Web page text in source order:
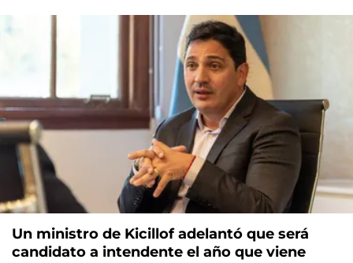
Un ministro de Kicillof adelantó que será
candidato a intendente el año que viene